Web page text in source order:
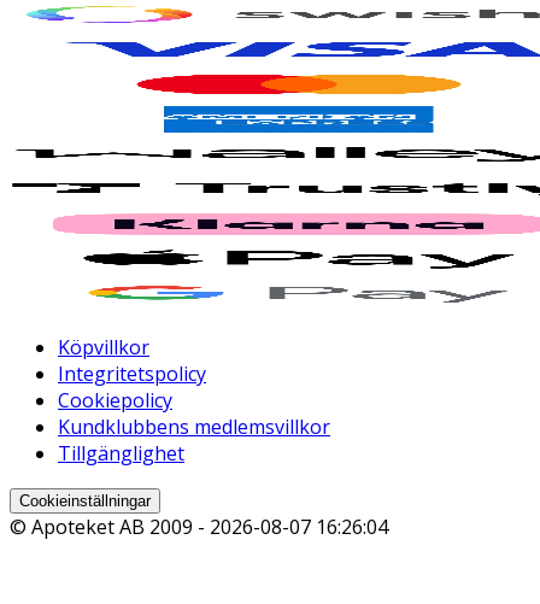
Köpvillkor
Integritetspolicy
Cookiepolicy
Kundklubbens medlemsvillkor
Tillgänglighet
Cookieinställningar
© Apoteket AB 2009 - 2026-08-07 16:26:04